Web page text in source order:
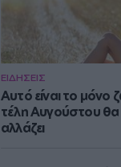
ΕΙΔΗΣΕΙΣ
Αυτό είναι το μόνο
τέλη Αυγούστου θα
αλλάζει